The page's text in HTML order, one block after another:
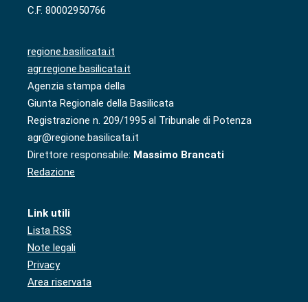
C.F. 80002950766
regione.basilicata.it
agr.regione.basilicata.it
Agenzia stampa della
Giunta Regionale della Basilicata
Registrazione n. 209/1995 al Tribunale di Potenza
agr@regione.basilicata.it
Direttore responsabile: Massimo Brancati
Redazione
Link utili
Lista RSS
Note legali
Privacy
Area riservata